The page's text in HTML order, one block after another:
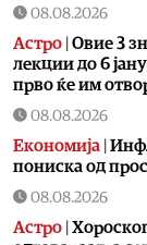
08.08.2026
Астро Овие 3
лекции до 6
прво ќе им
08.08.2026
Економија
пониска од
08.08.2026
Астро